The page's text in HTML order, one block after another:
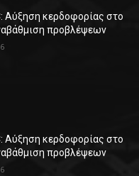
Αύξηση κερδοφορίας στο
προβλέψεων
Αύξηση κερδοφορίας στο
προβλέψεων